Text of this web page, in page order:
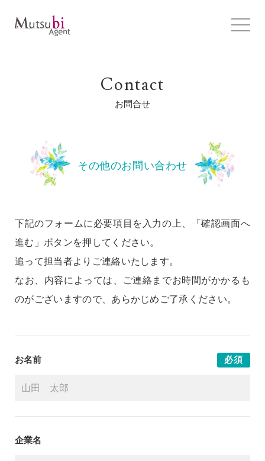
Contact
お問合せ
その他のお問い合わせ
下記のフォームに必要項目を入力の上、「確認画面へ
進む」ボタンを押してください。
追って担当者よりご連絡いたします。
なお、内容によっては、ご連絡までお時間がかかるも
のがございますので、あらかじめご了承ください。
お名前 必須
企業名